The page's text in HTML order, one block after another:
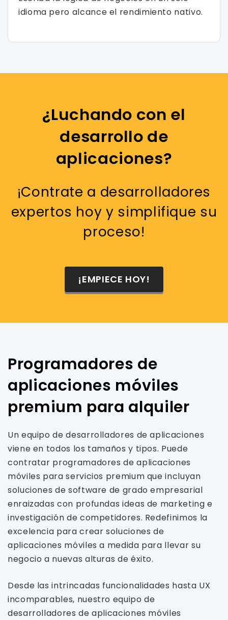
idioma pero alcance el rendimiento nativo.
¿Luchando con el
desarrollo de
aplicaciones?
¡Contrate a desarrolladores
expertos hoy y simplifique su
proceso!
¡EMPIECE HOY!
Programadores de
aplicaciones móviles
premium para alquiler
Un equipo de desarrolladores de aplicaciones
viene en todos los tamaños y tipos. Puede
contratar programadores de aplicaciones
móviles para servicios premium que incluyan
soluciones de software de grado empresarial
enraizadas con profundas ideas de marketing e
investigación de competidores. Redefinimos la
excelencia para crear soluciones de
aplicaciones móviles a medida para llevar su
negocio a nuevas alturas de éxito.
Desde las intrincadas funcionalidades hasta UX
incomparables, nuestro equipo de
desarrolladores de aplicaciones móviles